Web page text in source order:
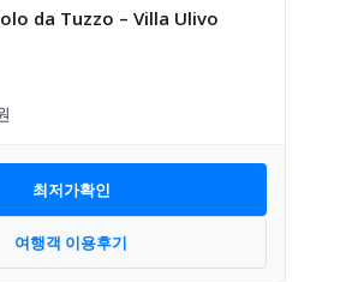
da Tuzzo – Villa Ulivo
최저가확인
여행객 이용후기